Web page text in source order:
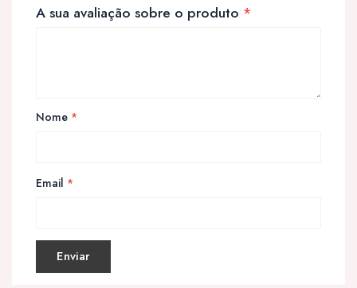
A sua avaliação sobre o produto *
Nome *
Email *